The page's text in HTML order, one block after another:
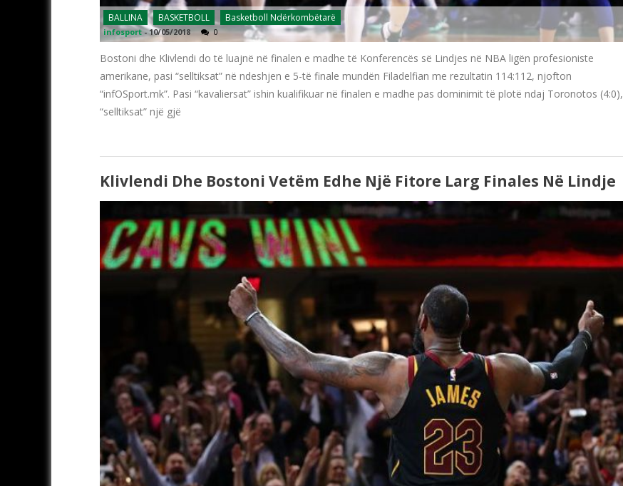
BALLINA BASKETBOLL Basketboll Ndërkombëtarë
infosport -10/05/2018 0
Bostoni dhe Klivlendi do të luajnë në finalen e madhe të Konferencës së Lindjes në NBA ligën profesioniste
amerikane, pasi “selltiksat” në ndeshjen e 5-të finale mundën Filadelfian me rezultatin 114:112, njofton
“infOSport.mk”. Pasi “kavaliersat” ishin kualifikuar në finalen e madhe pas dominimit të plotë ndaj Toronotos (4:0),
“selltiksat” një gjë
Klivlendi Dhe Bostoni Vetëm Edhe Një Fitore Larg Finales Në Lindje